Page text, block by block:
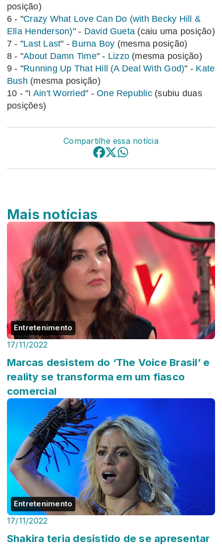
posição)
6 - "Crazy What Love Can Do (with Becky Hill &
Ella Henderson)" - David Gueta (caiu uma posição)
7 - "Last Last" - Burna Boy (mesma posição)
8 - "About Damn Time" - Lizzo(mesma posição)
9 - "Running Up That Hill (A Deal With God)" - Kate
Bush (mesma posição)
10 - "I Ain't Worried" -One Republic(subiu duas
posições)
Compartilhe essa notícia
Mais notícias
Entretenimento
17/11/2022
Marcas desistem do ‘The Voice Brasil’ e
reality se transforma em um fiasco
comercial
Entretenimento
17/11/2022
Shakira teria desistido de se apresentar